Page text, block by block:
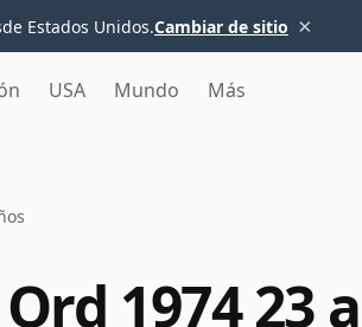
Estados Unidos.Cambiar de sitio ×
USA Mundo Más
1974 23